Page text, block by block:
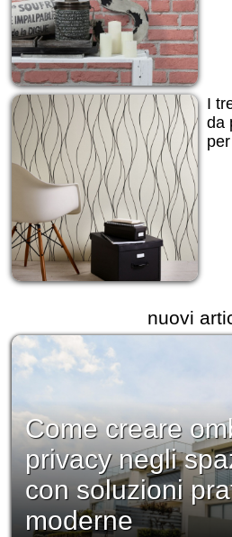
I
da
nuovi
Come creare
privacy negli
con soluzioni
moderne